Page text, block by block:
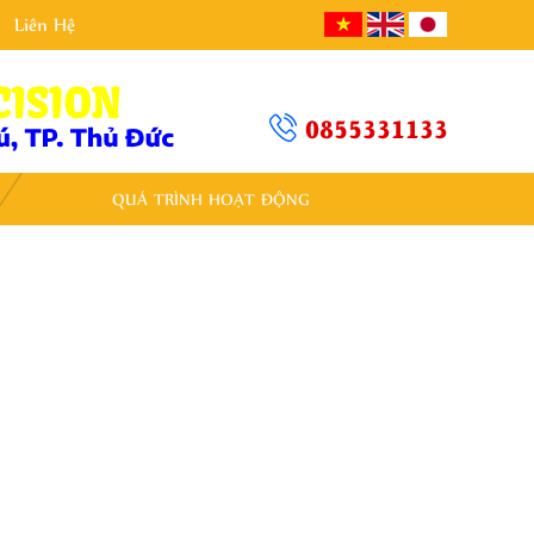
Liên Hệ
0855331133
QUÁ TRÌNH HOẠT ĐỘNG